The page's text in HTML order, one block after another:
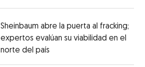
Sheinbaum abre la puerta al fracking;
expertos evalúan su viabilidad en el
norte del país